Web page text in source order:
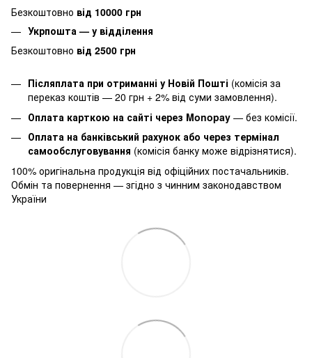
Безкоштовно від 10000 грн
Укрпошта — у відділення
Безкоштовно від 2500 грн
Післяплата при отриманні у Новій Пошті (комісія за
переказ коштів — 20 грн + 2% від суми замовлення).
Оплата карткою на сайті через Monopay — без комісії.
Оплата на банківський рахунок або через термінал
самообслуговування (комісія банку може відрізнятися).
100% оригінальна продукція від офіційних постачальників.
Обмін та повернення — згідно з чинним законодавством
України